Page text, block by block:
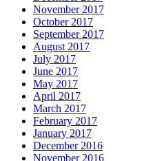
November 2017
October 2017
September 2017
August 2017
July 2017
June 2017
May 2017
April 2017
March 2017
February 2017
January 2017
December 2016
November 2016